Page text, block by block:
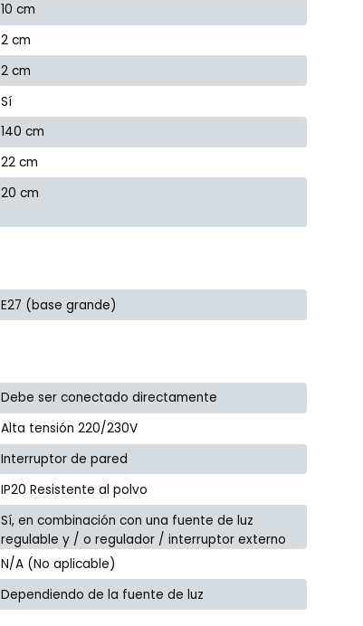
10 cm
2 cm
2 cm
Sí
140 cm
22 cm
20 cm
E27 (base grande)
Debe ser conectado directamente
Alta tensión 220/230V
Interruptor de pared
IP20 Resistente al polvo
Sí, en combinación con una fuente de luz
regulable y / o regulador / interruptor externo
N/A (No aplicable)
Dependiendo de la fuente de luz